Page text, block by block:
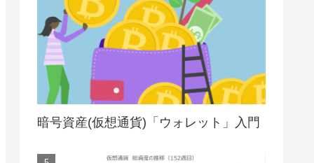
暗号資産(仮想通貨)「ウォレット」入門